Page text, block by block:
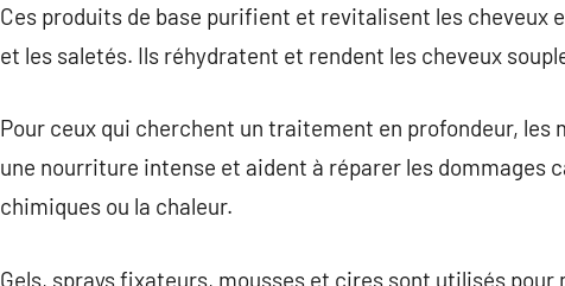
Ces produits de base purifient et revitalisent les cheveux
et les saletés. Ils réhydratent et rendent les cheveux
Pour ceux qui cherchent un traitement en profondeur,
une nourriture intense et aident à réparer les dommages
chimiques ou la chaleur.
Gels, sprays fixateurs, mousses et cires sont utilisés